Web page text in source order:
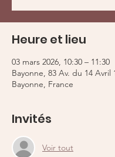
Heure et lieu
03 mars 2026, 10:30 – 11:30
Bayonne, 83 Av. du 14 Avril
Bayonne, France
Invités
Voir tout